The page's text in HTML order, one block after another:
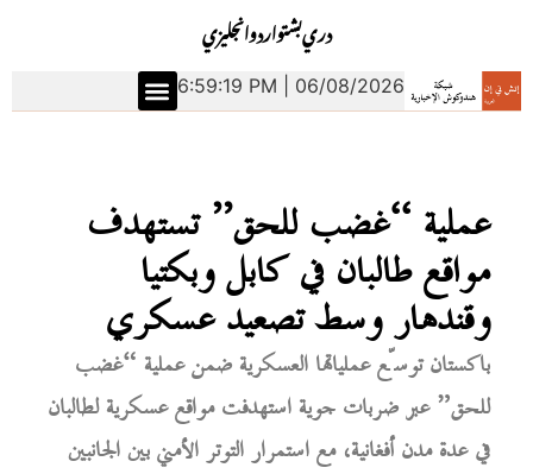
انجليزياردوبشتودري
6:59:20 PM | 06/08/2026
عملية “غضب للحق” تستهدف
مواقع طالبان في كابل وبكتيا
وقندهار وسط تصعيد عسكري
باكستان توسّع عملياتها العسكرية ضمن عملية “غضب
للحق” عبر ضربات جوية استهدفت مواقع عسكرية لطالبان
في عدة مدن أفغانية، مع استمرار التوتر الأمني بين الجانبين